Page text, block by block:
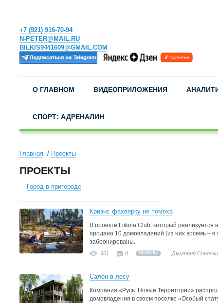
+7 (921) 916-70-94
N-PETER@MAIL.RU
BILKIS9441609@GMAIL.COM
О ГЛАВНОМ ВИДЕОПРИЛОЖЕНИЯ
СПОРТ: АДРЕНАЛИН
Главная Проекты
ПРОЕКТЫ
Город в пригороде
Кризис фахверку не помеха
В проекте Liikola Club, который реализуется
продано 10 домовладений (из них восемь – в
забронированы.
351 0 ПРОЕКТЫ Дмитрий
Салон в лесу
Компания «Русь: Новые Территории»
домовладения в своем поселке «Особый